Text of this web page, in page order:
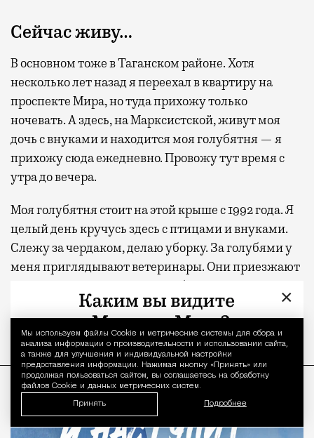
Уведомление
Мы используем файлы Сookie и метрические системы для сбора и
анализа информации о производительности и использовании сайта,
а также для улучшения и индивидуальной настройки
предоставления информации. Нажимая кнопку «Принять» или
продолжая пользоваться сайтом, вы соглашаетесь на обработку
файлов Cookie и данных метрических систем.
Принять Подробнее
Сейчас живу…
В основном тоже в Таганском районе. Хотя
несколько лет назад я переехал в квартиру на
проспекте Мира, но туда прихожу только
ночевать. А здесь, на Марксистской, живут моя
дочь с внуками и находится моя голубятня — я
прихожу сюда ежедневно. Провожу тут время с
утра до вечера.
Моя голубятня стоит на этой крыше с 1992 года. Я
целый день кручусь здесь с птицами и внуками.
Слежу за чердаком, делаю уборку. За голубями у
меня приглядывают ветеринары. Они приезжают
практически каждый месяц, берут помет на
анализ и проверяют птиц на бактериологические
ПРОДОЛЖЕНИЕ НИЖЕ
×